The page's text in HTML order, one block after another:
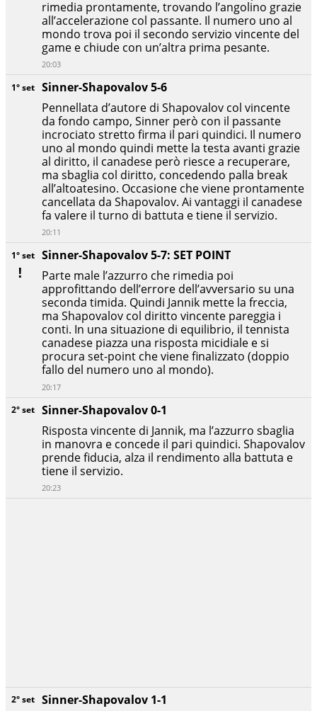
2° set Sinner-Shapovalov 1-1
2° set Sinner-Shapovalov 0-1
Risposta vincente di Jannik, ma l’azzurro sbaglia
in manovra e concede il pari quindici. Shapovalov
prende fiducia, alza il rendimento alla battuta e
tiene il servizio.
20:23
1° set Sinner-Shapovalov 5-7: SET POINT
Parte male l’azzurro che rimedia poi
approfittando dell’errore dell’avversario su una
seconda timida. Quindi Jannik mette la freccia,
ma Shapovalov col diritto vincente pareggia i
conti. In una situazione di equilibrio, il tennista
canadese piazza una risposta micidiale e si
procura set-point che viene finalizzato (doppio
fallo del numero uno al mondo).
20:17
1° set Sinner-Shapovalov 5-6
Pennellata d’autore di Shapovalov col vincente
da fondo campo, Sinner però con il passante
incrociato stretto firma il pari quindici. Il numero
uno al mondo quindi mette la testa avanti grazie
al diritto, il canadese però riesce a recuperare,
ma sbaglia col diritto, concedendo palla break
all’altoatesino. Occasione che viene prontamente
cancellata da Shapovalov. Ai vantaggi il canadese
fa valere il turno di battuta e tiene il servizio.
20:11
rimedia prontamente, trovando l’angolino grazie
all’accelerazione col passante. Il numero uno al
mondo trova poi il secondo servizio vincente del
game e chiude con un’altra prima pesante.
20:03